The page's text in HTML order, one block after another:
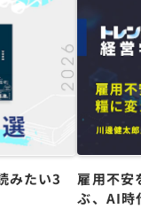
みたい3
雇用不
ぶ、AI時